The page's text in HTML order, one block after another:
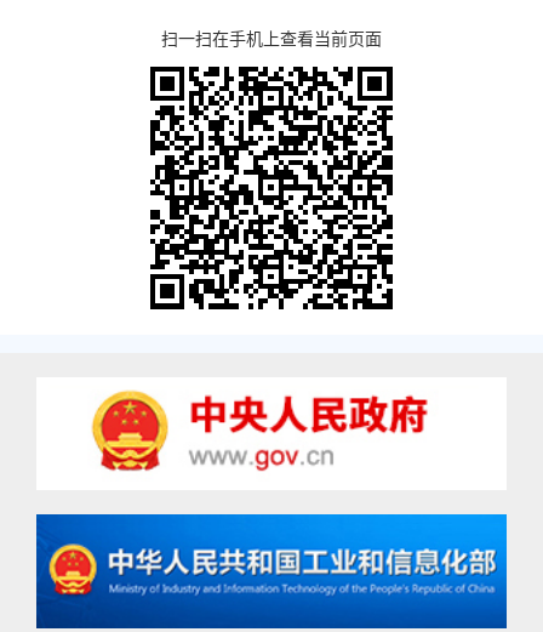
扫一扫在手机上查看当前页面